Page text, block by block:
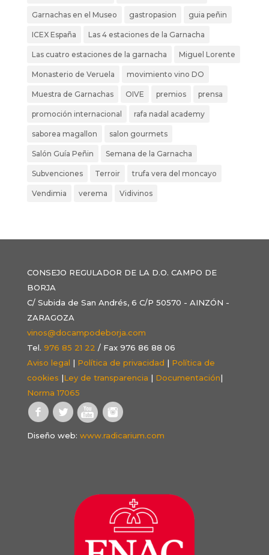
Garnachas en el Museo gastropasion guia peñin
ICEX España Las 4 estaciones de la Garnacha
Las cuatro estaciones de la garnacha Miguel Lorente
Monasterio de Veruela movimiento vino DO
Muestra de Garnachas OIVE premios prensa
promoción internacional rafa nadal academy
saborea magallon salon gourmets
Salón Guía Peñin Semana de la Garnacha
Subvenciones Terroir trufa vera del moncayo
Vendimia verema Vidivinos
CONSEJO REGULADOR DE LA D.O. CAMPO DE
BORJA
C/ Subida de San Andrés, 6 C/P 50570 - AINZÓN -
ZARAGOZA
vinos@docampodeborja.com
Tel. 976 85 21 22 / Fax 976 86 88 06
Aviso legal | Política de privacidad | Política de
cookies |Ley de transparencia | Documentación|
Norma 17065
Diseño web: www.radicarium.com